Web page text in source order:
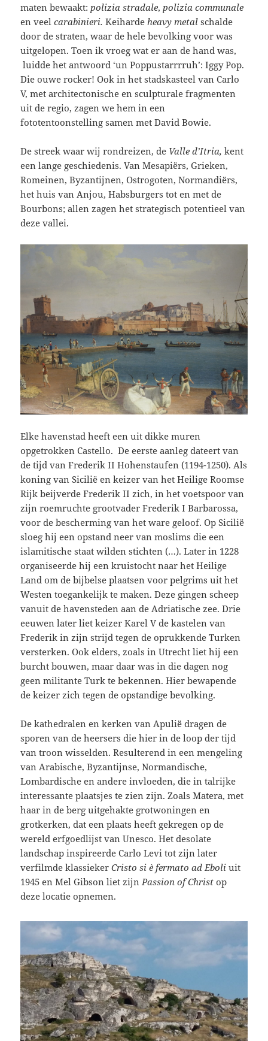
maten bewaakt:polizia stradale,polizia communale
en veelcarabinieri.Keihardeheavy metal schalde
door de straten, waar de hele bevolking voor was
uitgelopen. Toen ik vroeg wat er aan de hand was,
luidde het antwoord ‘un Poppustarrrruh’: Iggy Pop.
Die ouwe rocker! Ook in het stadskasteel van Carlo
V, met architectonische en sculpturale fragmenten
uit de regio, zagen we hem in een
fototentoonstelling samen met David Bowie.
De streek waar wij rondreizen, de Valle d’Itria,kent
een lange geschiedenis. Van Mesapiërs, Grieken,
Romeinen, Byzantijnen, Ostrogoten, Normandiërs,
het huis van Anjou, Habsburgers tot en met de
Bourbons; allen zagen het strategisch potentieel van
deze vallei.
Elke havenstad heeft een uit dikke muren
opgetrokken Castello. De eerste aanleg dateert van
de tijd van Frederik II Hohenstaufen (1194-1250). Als
koning van Sicilië en keizer van het Heilige Roomse
Rijk beijverde Frederik II zich, in het voetspoor van
zijn roemruchte grootvader Frederik I Barbarossa,
voor de bescherming van het ware geloof. Op Sicilië
sloeg hij een opstand neer van moslims die een
islamitische staat wilden stichten (…). Later in 1228
organiseerde hij een kruistocht naar het Heilige
Land om de bijbelse plaatsen voor pelgrims uit het
Westen toegankelijk te maken. Deze gingen scheep
vanuit de havensteden aan de Adriatische zee. Drie
eeuwen later liet keizer Karel V de kastelen van
Frederik in zijn strijd tegen de oprukkende Turken
versterken. Ook elders, zoals in Utrecht liet hij een
burcht bouwen, maar daar was in die dagen nog
geen militante Turk te bekennen. Hier bewapende
de keizer zich tegen de opstandige bevolking.
De kathedralen en kerken van Apulië dragen de
sporen van de heersers die hier in de loop der tijd
van troon wisselden. Resulterend in een mengeling
van Arabische, Byzantijnse, Normandische,
Lombardische en andere invloeden, die in talrijke
interessante plaatsjes te zien zijn. Zoals Matera, met
haar in de berg uitgehakte grotwoningen en
grotkerken, dat een plaats heeft gekregen op de
wereld erfgoedlijst van Unesco. Het desolate
landschap inspireerde Carlo Levi tot zijn later
verfilmde klassiekerCristo si è fermato ad Eboli uit
1945 en Mel Gibson liet zijnPassion of Christop
deze locatie opnemen.